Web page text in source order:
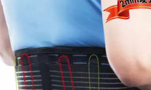
保健／營養品
醫材用品
成人照護
收藏清單
紅利點數查詢
購物金查詢